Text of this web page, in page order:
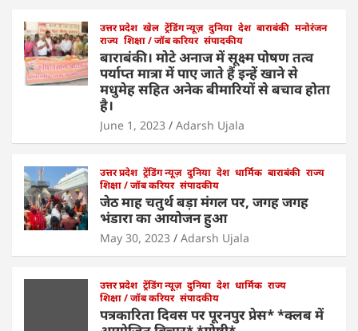
k उत्तर प्रदेश खेल ट्रेंडिंग न्यूज़ दुनिया देश बाराबंकी मनोरंजन
राज्य शिक्षा / जॉब करियर संपादकीय
बाराबंकी। मोटे अनाज में सूक्ष्म पोषण तत्व
पर्याप्त मात्रा में पाए जाते हैं इन्हें खाने से
मधुमेह सहित अनेक बीमारियों से बचाव होता
है।
June 1, 2023 Adarsh Ujala
उत्तर प्रदेश ट्रेंडिंग न्यूज़ दुनिया देश धार्मिक बाराबंकी राज्य
शिक्षा / जॉब करियर संपादकीय
जेठ माह चतुर्थ बड़ा मंगल पर, जगह जगह
भंडारा का आयोजन हुआ
May 30, 2023 Adarsh Ujala
उत्तर प्रदेश ट्रेंडिंग न्यूज़ दुनिया देश धार्मिक राज्य
शिक्षा / जॉब करियर संपादकीय
पत्रकारिता दिवस पर पूरनपुर प्रेस* *क्लब में